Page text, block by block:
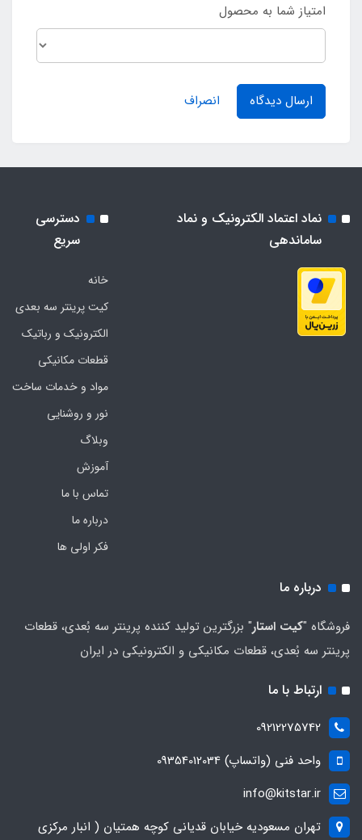
امتیاز شما به محصول
ارسال دیدگاه انصراف
نماد اعتماد الکترونیک و نماد
ساماندهی
دسترسی
سریع
خانه
کیت پرینتر سه بعدی
الکترونیک و رباتیک
قطعات مکانیکی
مواد و خدمات ساخت
نور و روشنایی
وبلاگ
آموزش
تماس با ما
درباره ما
فکر اولی ها
درباره ما
فروشگاه "کیت استار" بزرگترین تولید کننده پرینتر سه بُعدی، قطعات
پرینتر سه بُعدی، قطعات مکانیکی و الکترونیکی در ایران
ارتباط با ما
09212275742
واحد فنی (واتساپ) 09354012034
info@kitstar.ir
تهران مسعودیه خیابان قدیانی کوچه همتیان ( انبار مرکزی